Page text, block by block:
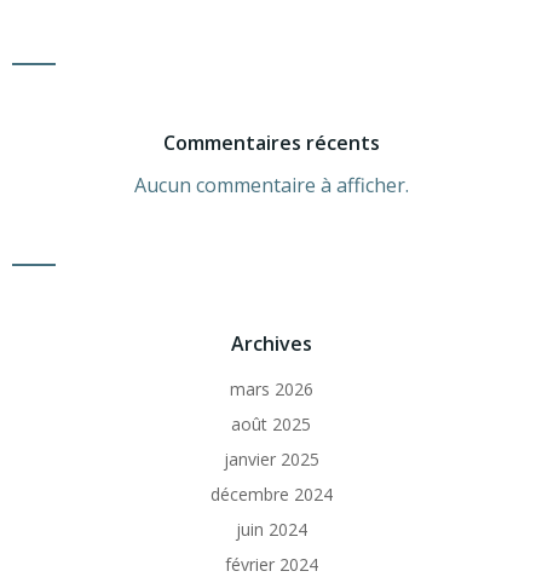
Commentaires récents
Aucun commentaire à afficher.
Archives
mars 2026
août 2025
janvier 2025
décembre 2024
juin 2024
février 2024